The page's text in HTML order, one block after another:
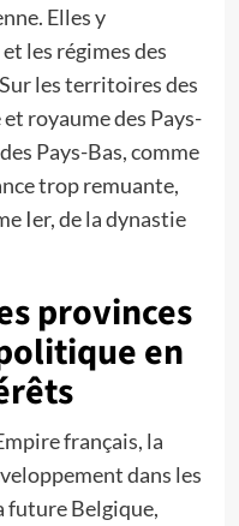
Elles y
les régimes des
les territoires des
royaume des Pays-
Pays-Bas, comme
trop remuante,
Ier, de la dynastie
provinces
en
français, la
dans les
future Belgique,